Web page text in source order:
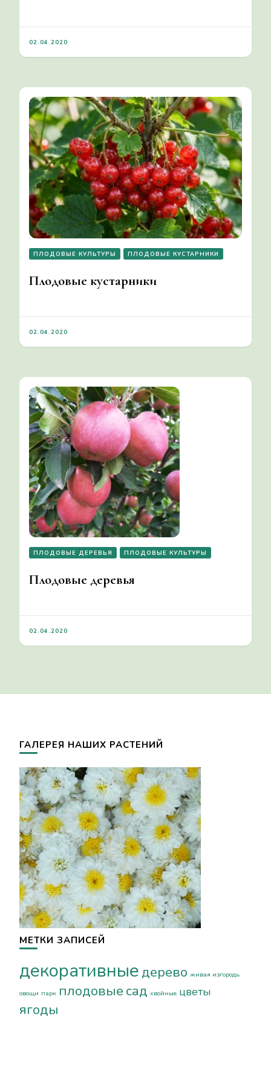
02.04.2020
ПЛОДОВЫЕ КУЛЬТУРЫ ПЛОДОВЫЕ КУСТАРНИКИ
Плодовые кустарники
02.04.2020
ПЛОДОВЫЕ ДЕРЕВЬЯ ПЛОДОВЫЕ КУЛЬТУРЫ
Плодовые деревья
02.04.2020
ГАЛЕРЕЯ НАШИХ РАСТЕНИЙ
МЕТКИ ЗАПИСЕЙ
декоративныедерево живая изгородь
овощи парк плодовыесад хвойные цветы
ягоды